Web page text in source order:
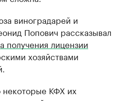
виноградарей и
Попович рассказывал
получения лицензии
хозяйствами
некоторые КФХ их